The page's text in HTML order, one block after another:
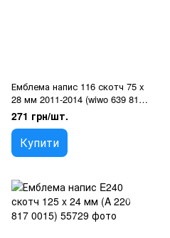
Емблема напис 116 скотч 75 x
28 мм 2011-2014 (wiwo 639 817
3914)
271 грн/шт.
Купити